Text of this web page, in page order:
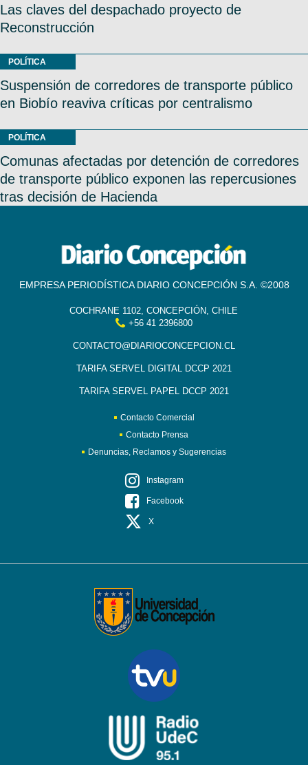
Las claves del despachado proyecto de
Reconstrucción
POLÍTICA
Suspensión de corredores de transporte público
en Biobío reaviva críticas por centralismo
POLÍTICA
Comunas afectadas por detención de corredores
de transporte público exponen las repercusiones
tras decisión de Hacienda
EMPRESA PERIODÍSTICA DIARIO CONCEPCIÓN S.A. ©2008
COCHRANE 1102, CONCEPCIÓN, CHILE
+56 41 2396800
CONTACTO@DIARIOCONCEPCION.CL
TARIFA SERVEL DIGITAL DCCP 2021
TARIFA SERVEL PAPEL DCCP 2021
Contacto Comercial
Contacto Prensa
Denuncias, Reclamos y Sugerencias
Instagram
Facebook
X